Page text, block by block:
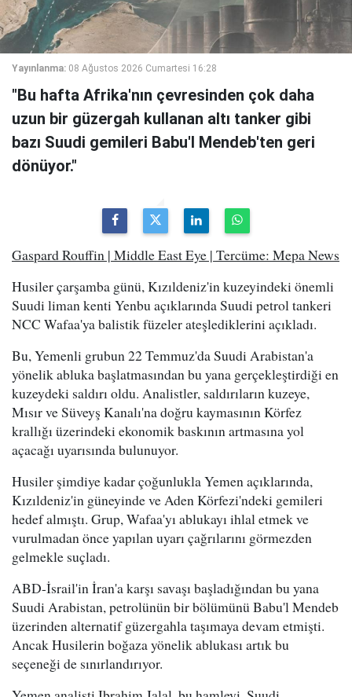
Yayınlanma: 08 Ağustos 2026 Cumartesi 16:28
"Bu hafta Afrika'nın çevresinden çok daha
uzun bir güzergah kullanan altı tanker gibi
bazı Suudi gemileri Babu'l Mendeb'ten geri
dönüyor."
Gaspard Rouffin | Middle East Eye | Tercüme: Mepa News
Husiler çarşamba günü, Kızıldeniz'in kuzeyindeki önemli
Suudi liman kenti Yenbu açıklarında Suudi petrol tankeri
NCC Wafaa'ya balistik füzeler ateşlediklerini açıkladı.
Bu, Yemenli grubun 22 Temmuz'da Suudi Arabistan'a
yönelik abluka başlatmasından bu yana gerçekleştirdiği en
kuzeydeki saldırı oldu. Analistler, saldırıların kuzeye,
Mısır ve Süveyş Kanalı'na doğru kaymasının Körfez
krallığı üzerindeki ekonomik baskının artmasına yol
açacağı uyarısında bulunuyor.
Husiler şimdiye kadar çoğunlukla Yemen açıklarında,
Kızıldeniz'in güneyinde ve Aden Körfezi'ndeki gemileri
hedef almıştı. Grup, Wafaa'yı ablukayı ihlal etmek ve
vurulmadan önce yapılan uyarı çağrılarını görmezden
gelmekle suçladı.
ABD-İsrail'in İran'a karşı savaşı başladığından bu yana
Suudi Arabistan, petrolünün bir bölümünü Babu'l Mendeb
üzerinden alternatif güzergahla taşımaya devam etmişti.
Ancak Husilerin boğaza yönelik ablukası artık bu
seçeneği de sınırlandırıyor.